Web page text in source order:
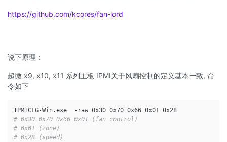
https://github.com/kcores/fan-lord
说下原理：
超微 x9, x10, x11 系列主板 IPMI关于风扇控制的定义基本一致, 命
令如下
# 0x30 0x70 0x66 0x01 (fan control)
# 0x01 (zone)
# 0x28 (speed)